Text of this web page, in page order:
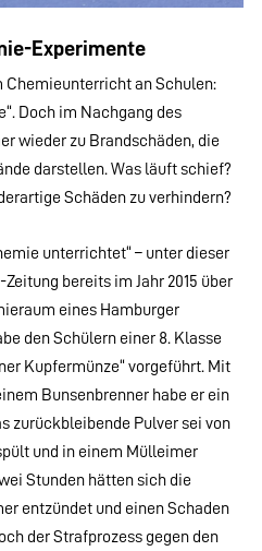
Experimente
Chemieunterricht an Schulen:
Doch im Nachgang des
wieder zu Brandschäden, die
darstellen. Was läuft schief?
Schäden zu verhindern?
unterrichtet“ – unter dieser
bereits im Jahr 2015 über
eines Hamburger
den Schülern einer 8. Klasse
Kupfermünze“ vorgeführt. Mit
Bunsenbrenner habe er ein
zurückbleibende Pulver sei von
und in einem Mülleimer
Stunden hätten sich die
entzündet und einen Schaden
der Strafprozess gegen den